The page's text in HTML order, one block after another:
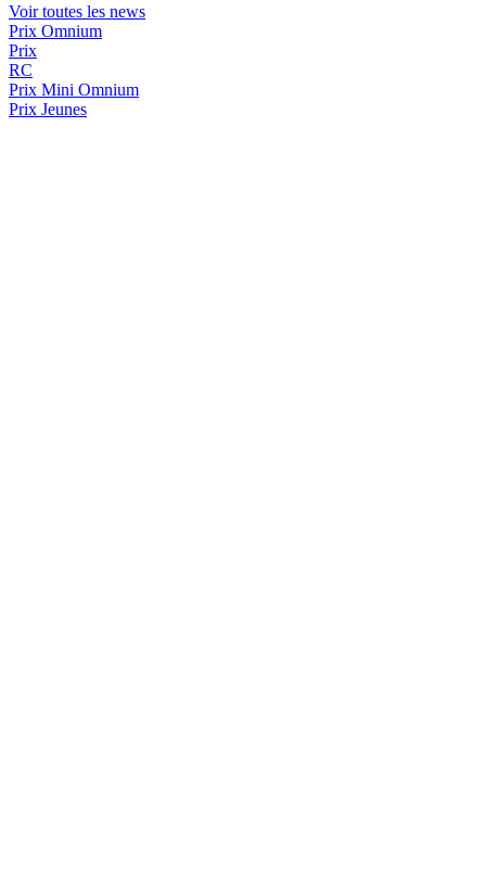
Voir toutes les news
Prix Omnium
Prix
RC
Prix Mini Omnium
Prix Jeunes